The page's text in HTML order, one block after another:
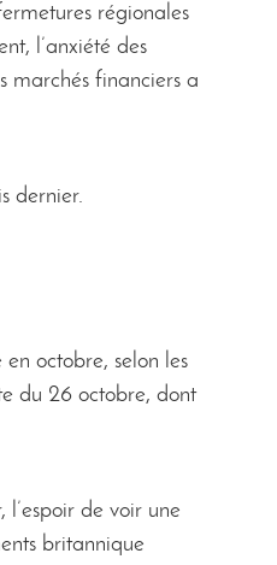
régionales
l’anxiété des
marchés financiers a
dernier.
octobre, selon les
du 26 octobre, dont
l’espoir de voir une
britannique